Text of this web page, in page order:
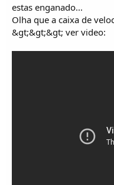
estas enganado...
Olha que a caixa de
&gt;&gt;&gt; ver video: